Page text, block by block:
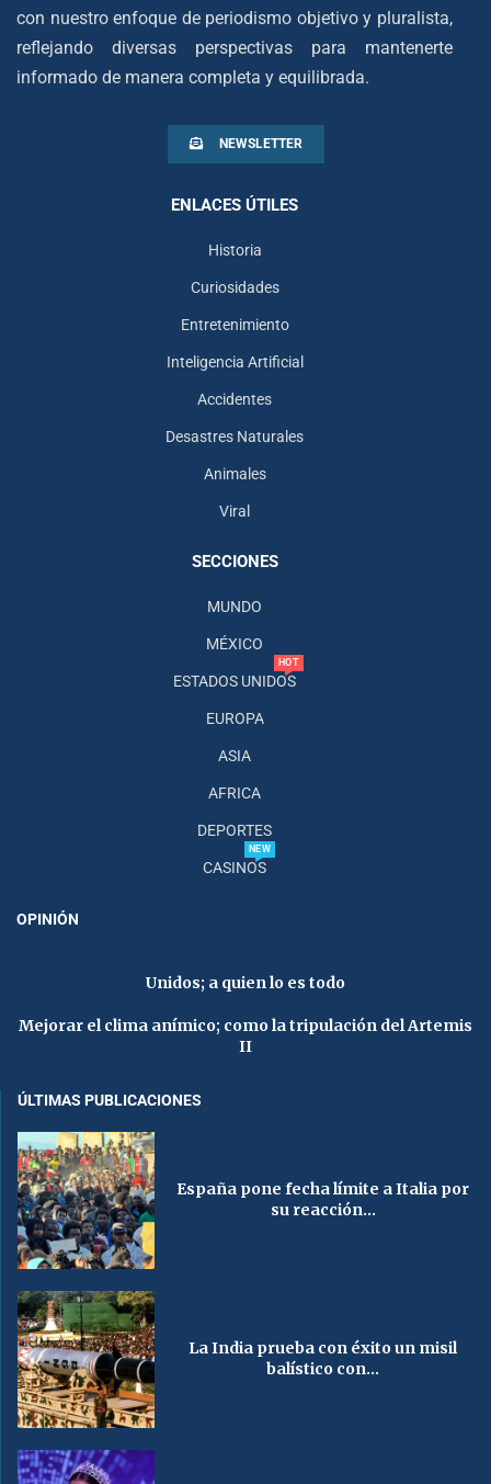
con nuestro enfoque de periodismo objetivo y pluralista,
reflejando diversas perspectivas para mantenerte
informado de manera completa y equilibrada.
NEWSLETTER
ENLACES ÚTILES
Historia
Curiosidades
Entretenimiento
Inteligencia Artificial
Accidentes
Desastres Naturales
Animales
Viral
SECCIONES
MUNDO
MÉXICO
ESTADOS UNIDOS
HOT
EUROPA
ASIA
AFRICA
DEPORTES
CASINOS
NEW
OPINIÓN
Unidos; a quien lo es todo
Mejorar el clima anímico; como la tripulación del Artemis
II
ÚLTIMAS PUBLICACIONES
España pone fecha límite a Italia por
su reacción...
La India prueba con éxito un misil
balístico con...